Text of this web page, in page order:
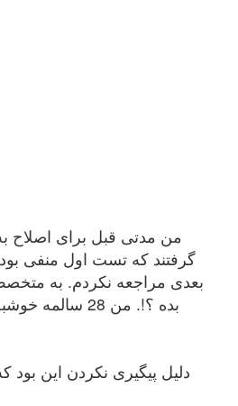
بعدی مراجعه نکردم. به
دلیل پیگیری نکردن این